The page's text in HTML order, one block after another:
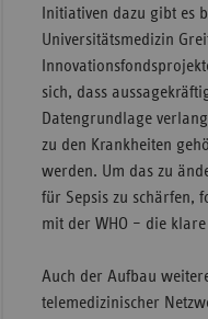
Initiativen dazu gibt es
Universitätsmedizin
sich, dass
Datengrundlage
zu den Krankheiten
werden. Um das zu
für Sepsis zu schärfen,
mit der WHO – die
Auch der Aufbau
telemedizinischer